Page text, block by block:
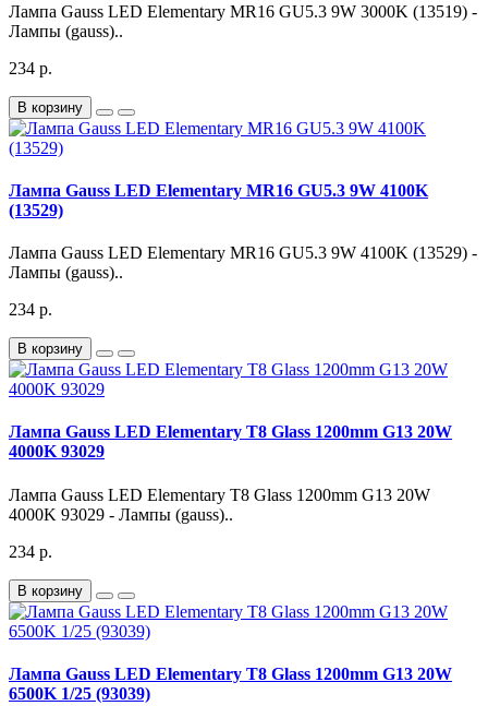
Лампа Gauss LED Elementary MR16 GU5.3 9W 3000K (13519) -
Лампы (gauss)..
234 р.
В корзину
Лампа Gauss LED Elementary MR16 GU5.3 9W 4100K
(13529)
Лампа Gauss LED Elementary MR16 GU5.3 9W 4100K (13529) -
Лампы (gauss)..
234 р.
В корзину
Лампа Gauss LED Elementary T8 Glass 1200mm G13 20W
4000K 93029
Лампа Gauss LED Elementary T8 Glass 1200mm G13 20W
4000K 93029 - Лампы (gauss)..
234 р.
В корзину
Лампа Gauss LED Elementary T8 Glass 1200mm G13 20W
6500K 1/25 (93039)